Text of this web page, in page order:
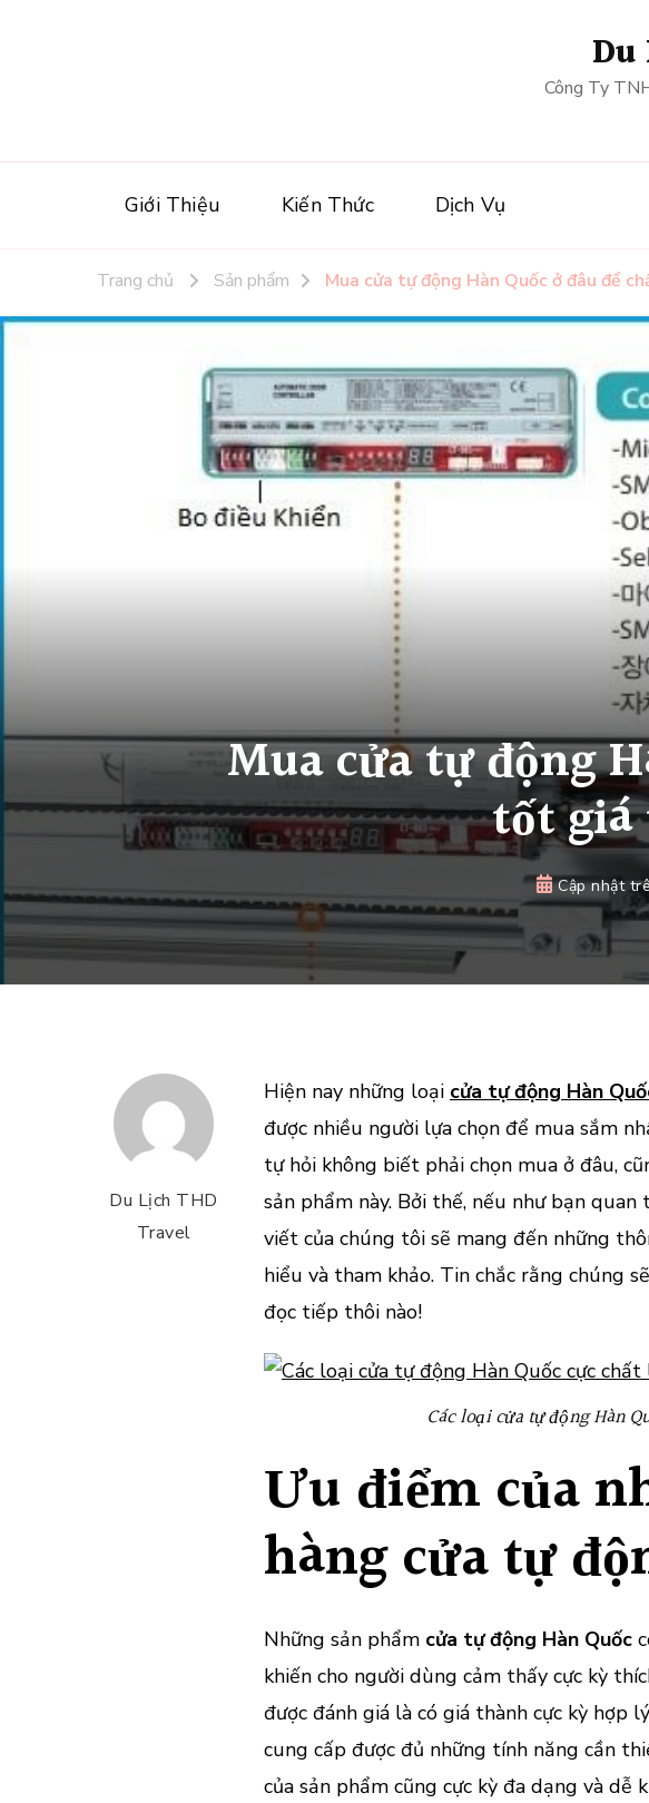
Công Ty
Giới Thiệu Kiến Thức Dịch Vụ
Trang chủ Sản phẩm Mua cửa tự động Hàn Quốc ở đâu để
Mua cửa tự động
tốt
Cập nhật
Du Lịch THD
Travel
Hiện nay những loại cửa tự động Hàn
được nhiều người lựa chọn để mua sắm
tự hỏi không biết phải chọn mua ở đâu,
sản phẩm này. Bởi thế, nếu như bạn
viết của chúng tôi sẽ mang đến những
hiểu và tham khảo. Tin chắc rằng chúng
đọc tiếp thôi nào!
Các loại cửa tự động Hàn
Ưu điểm của
hàng cửa tự
Những sản phẩm cửa tự động Hàn Quốc
khiến cho người dùng cảm thấy cực kỳ
được đánh giá là có giá thành cực kỳ hợp
cung cấp được đủ những tính năng cần
của sản phẩm cũng cực kỳ đa dạng và dễ